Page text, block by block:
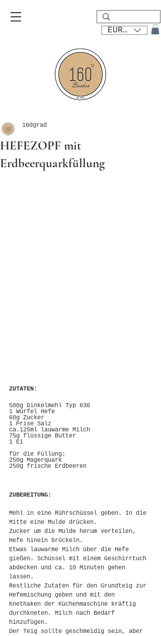
EUR (€)
HEFEZOPF mit
Erdbeerquarkfüllung
160grad
ZUTATEN:
500g Dinkelmehl Typ 630
1 Würfel Hefe
60g Zucker
1 Prise Salz
ca.125ml lauwarme Milch
75g flüssige Butter
1 Ei
für die Füllung:
250g Magerquark
250g frische Erdbeeren
ZUBEREITUNG:
Mehl in eine Rührschüssel geben. In die
Mitte eine Mulde drücken.
Zucker um die Mulde herum verteilen,
Hefe hinein bröckeln.
Etwas lauwarme Milch über die Hefe
gießen. Schüssel mit einem Geschirrtuch
abdecken und ca. 10 Minuten gehen
lassen.
Restliche Zutaten für den Grundteig zur
Hefemischung geben und mit den
Knethaken der Küchenmaschine kräftig
durchkneten. Milch nach Bedarf
hinzufügen.
Der Teig sollte geschmeidig sein, aber